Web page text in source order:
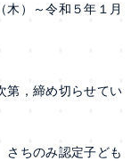
）～令和５年１月
，締め切らせてい
ちのみ認定子ども